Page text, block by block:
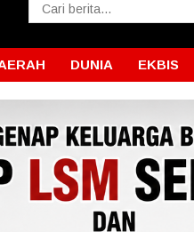
DUNIA EKBIS